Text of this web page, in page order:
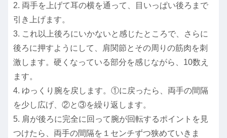
2. 両手を上げて耳の横を通って、目いっぱい後ろまで
引き上げます。
3. これ以上後ろにいかないと感じたところで、さらに
後ろに押すようにして、肩関節とその周りの筋肉を刺
激します。硬くなっている部分を感じながら、10数え
ます。
4. ゆっくり腕を戻します。①に戻ったら、両手の間隔
を少し広げ、②と③を繰り返します。
5. 肩が後ろに完全に回って腕が回転するポイントを見
つけたら、両手の間隔を１センチずつ狭めていきま